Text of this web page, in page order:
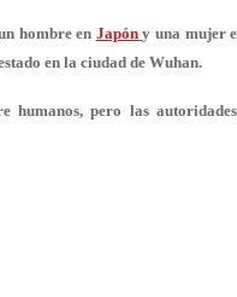
hombre en Japón y una mujer
en la ciudad de Wuhan.
pero las